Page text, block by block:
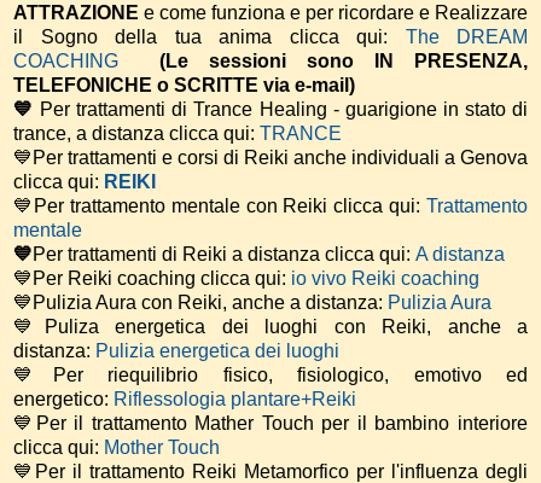
ATTRAZIONE e come funziona e per ricordare e Realizzare
il Sogno della tua anima clicca qui: The DREAM
COACHING
(Le sessioni sono IN PRESENZA,
TELEFONICHE o SCRITTE via e-mail)
💙 Per trattamenti di Trance Healing - guarigione in stato di
trance, a distanza clicca qui: TRANCE
💙Per trattamenti e corsi di Reiki anche individuali a Genova
clicca qui: REIKI
💙Per trattamento mentale con Reiki clicca qui: Trattamento
mentale
💙Per trattamenti di Reiki a distanza clicca qui: A distanza
💙Per Reiki coaching clicca qui: io vivo Reiki coaching
💙Pulizia Aura con Reiki, anche a distanza: Pulizia Aura
💙Puliza energetica dei luoghi con Reiki, anche a
distanza: Pulizia energetica dei luoghi
💙Per riequilibrio fisico, fisiologico, emotivo ed
energetico: Riflessologia plantare+Reiki
💙Per il trattamento Mather Touch per il bambino interiore
clicca qui: Mother Touch
💙Per il trattamento Reiki Metamorfico per l'influenza degli